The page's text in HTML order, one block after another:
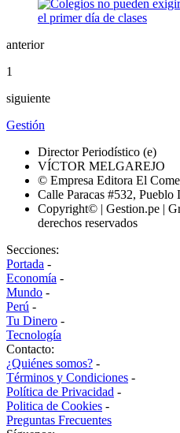
anterior
1
siguiente
Gestión
Director Periodístico (e)
VÍCTOR MELGAREJO
© Empresa Editora El
Calle Paracas #532, Pueblo
Copyright© | Gestion.pe |
derechos reservados
Secciones:
Portada -
Economía -
Mundo -
Perú -
Tu Dinero -
Tecnología
Contacto:
¿Quiénes somos? -
Términos y Condiciones -
Política de Privacidad -
Politica de Cookies -
Preguntas Frecuentes